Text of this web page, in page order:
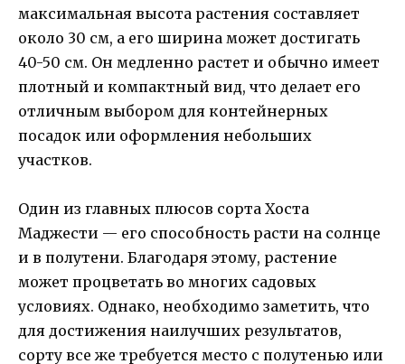
максимальная высота растения составляет
около 30 см, а его ширина может достигать
40-50 см. Он медленно растет и обычно имеет
плотный и компактный вид, что делает его
отличным выбором для контейнерных
посадок или оформления небольших
участков.
Один из главных плюсов сорта Хоста
Маджести — его способность расти на солнце
и в полутени. Благодаря этому, растение
может процветать во многих садовых
условиях. Однако, необходимо заметить, что
для достижения наилучших результатов,
сорту все же требуется место с полутенью или